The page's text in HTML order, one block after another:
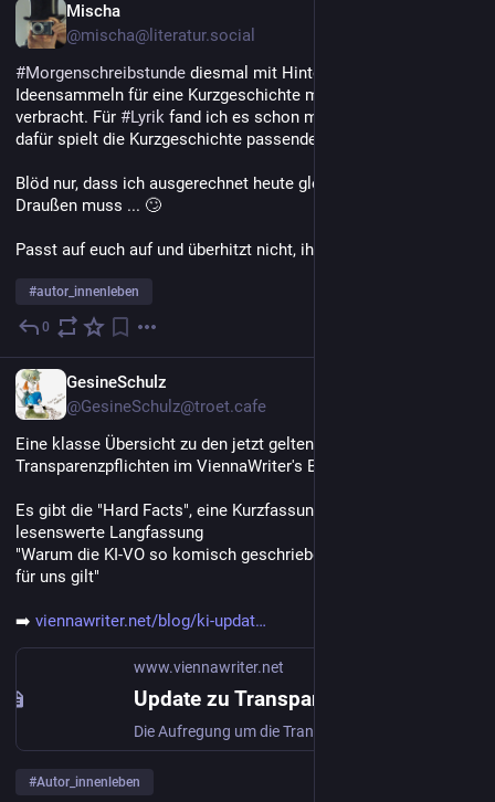
Mischa
@mischa@literatur.social
#Morgenschreibstunde diesmal mit Hintergrundzeugs und
Ideensammeln für eine Kurzgeschichte mit KI & Kurzschluss
verbracht. Für #Lyrik fand ich es schon morgens zu drückend,
dafür spielt die Kurzgeschichte passenderweise bei Hitze.
Blöd nur, dass ich ausgerechnet heute gleich zwei Mal raus ins
Draußen muss ... 🙄
Passt auf euch auf und überhitzt nicht, ihr alle da draußen!
#autor_innenleben
0
GesineSchulz
@GesineSchulz@troet.cafe
Eine klasse Übersicht zu den jetzt geltenden
Transparenzpflichten im ViennaWriter's Blog von
Es gibt die "Hard Facts", eine Kurzfassung und die unbedingt
lesenswerte Langfassung
"Warum die KI-VO so komisch geschrieben ist – und trotzdem
für uns gilt"
➡️ viennawriter.net/blog/ki-updat
www.viennawriter.net
#Autor_innenleben